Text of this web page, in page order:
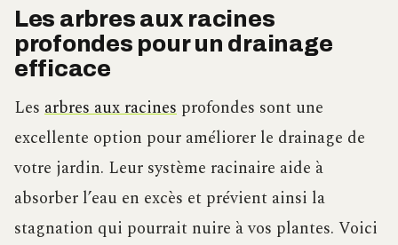
Les arbres aux racines
profondes pour un drainage
efficace
Les arbres aux racines profondes sont une
excellente option pour améliorer le drainage de
votre jardin. Leur système racinaire aide à
absorber l’eau en excès et prévient ainsi la
stagnation qui pourrait nuire à vos plantes. Voici